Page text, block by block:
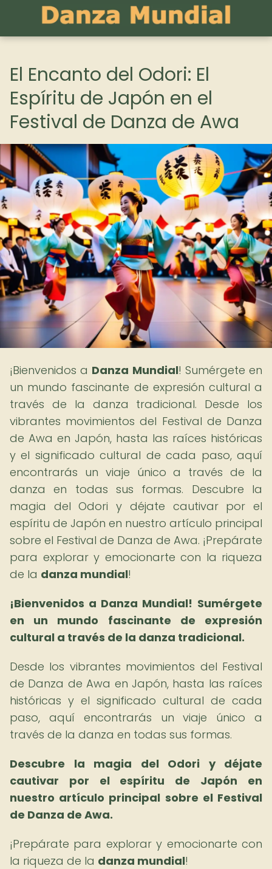
El Encanto del Odori: El
Espíritu de Japón en el
Festival de Danza de Awa
¡Bienvenidos a Danza Mundial! Sumérgete en
un mundo fascinante de expresión cultural a
través de la danza tradicional. Desde los
vibrantes movimientos del Festival de Danza
de Awa en Japón, hasta las raíces históricas
y el significado cultural de cada paso, aquí
encontrarás un viaje único a través de la
danza en todas sus formas. Descubre la
magia del Odori y déjate cautivar por el
espíritu de Japón en nuestro artículo principal
sobre el Festival de Danza de Awa. ¡Prepárate
para explorar y emocionarte con la riqueza
de la danza mundial!
¡Bienvenidos a Danza Mundial! Sumérgete
en un mundo fascinante de expresión
cultural a través de la danza tradicional.
Desde los vibrantes movimientos del Festival
de Danza de Awa en Japón, hasta las raíces
históricas y el significado cultural de cada
paso, aquí encontrarás un viaje único a
través de la danza en todas sus formas.
Descubre la magia del Odori y déjate
cautivar por el espíritu de Japón en
nuestro artículo principal sobre el Festival
de Danza de Awa.
¡Prepárate para explorar y emocionarte con
la riqueza de la danza mundial!